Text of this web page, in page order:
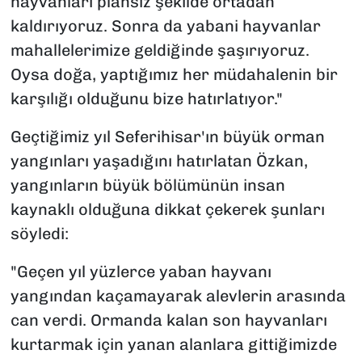
kaldırıyoruz. Sonra da yabani hayvanlar
mahallelerimize geldiğinde şaşırıyoruz.
Oysa doğa, yaptığımız her müdahalenin bir
karşılığı olduğunu bize hatırlatıyor."
Geçtiğimiz yıl Seferihisar'ın büyük orman
yangınları yaşadığını hatırlatan Özkan,
yangınların büyük bölümünün insan
kaynaklı olduğuna dikkat çekerek şunları
söyledi:
"Geçen yıl yüzlerce yaban hayvanı
yangından kaçamayarak alevlerin arasında
can verdi. Ormanda kalan son hayvanları
kurtarmak için yanan alanlara gittiğimizde